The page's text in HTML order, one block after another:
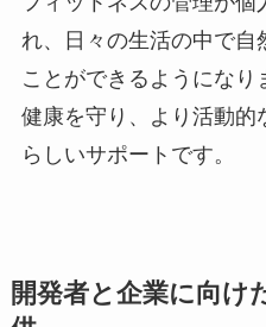
れ、日々の生活の中で自
ことができるようにな
健康を守り、より活動的
らしいサポートです。
開発者と企業に向け